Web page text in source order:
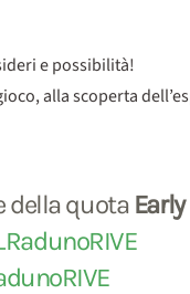
e possibilità!
alla scoperta
della quota